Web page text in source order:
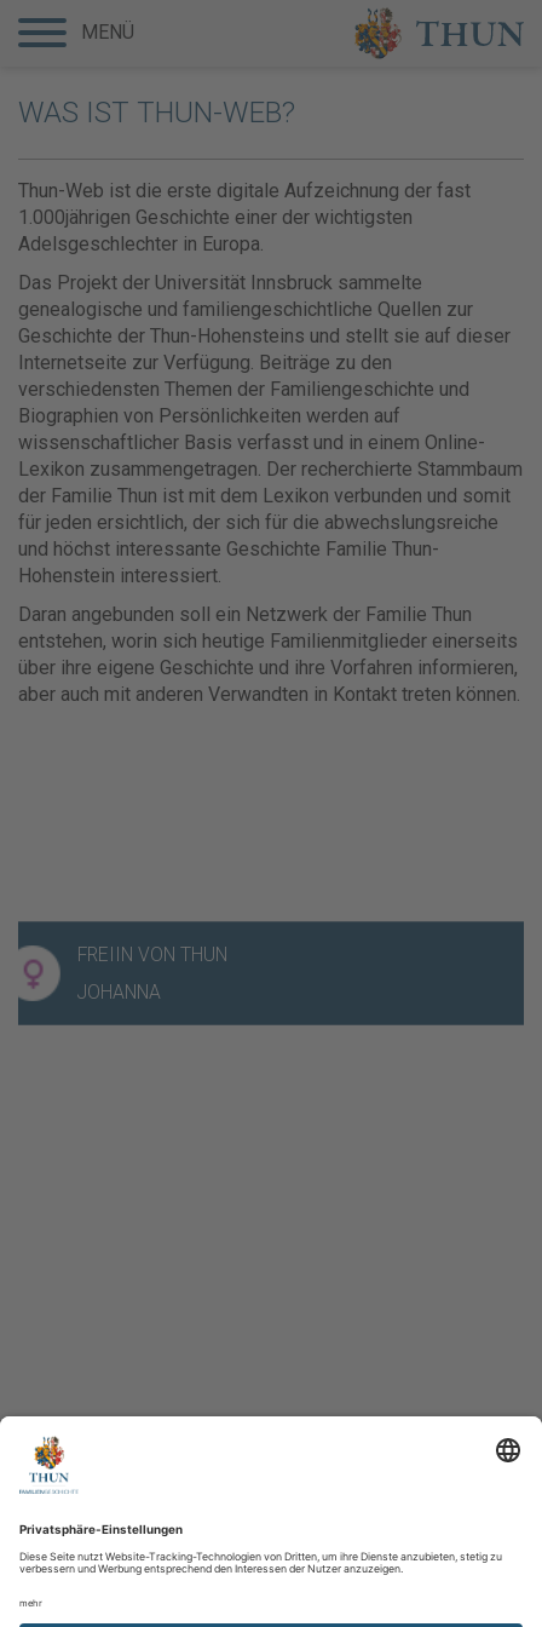
WAS IST THUN-WEB?
Thun-Web ist die erste digitale Aufzeichnung der fast
1.000jährigen Geschichte einer der wichtigsten
Adelsgeschlechter in Europa.
Das Projekt der Universität Innsbruck sammelte
genealogische und familiengeschichtliche Quellen zur
Geschichte der Thun-Hohensteins und stellt sie auf dieser
Internetseite zur Verfügung. Beiträge zu den
verschiedensten Themen der Familiengeschichte und
Biographien von Persönlichkeiten werden auf
wissenschaftlicher Basis verfasst und in einem Online-
Lexikon zusammengetragen. Der recherchierte Stammbaum
der Familie Thun ist mit dem Lexikon verbunden und somit
für jeden ersichtlich, der sich für die abwechslungsreiche
und höchst interessante Geschichte Familie Thun-
Hohenstein interessiert.
Daran angebunden soll ein Netzwerk der Familie Thun
entstehen, worin sich heutige Familienmitglieder einerseits
über ihre eigene Geschichte und ihre Vorfahren informieren,
aber auch mit anderen Verwandten in Kontakt treten können.
FREIIN VON THUN
JOHANNA
FREIIN VON THUN
JOHANNA
MENÜ